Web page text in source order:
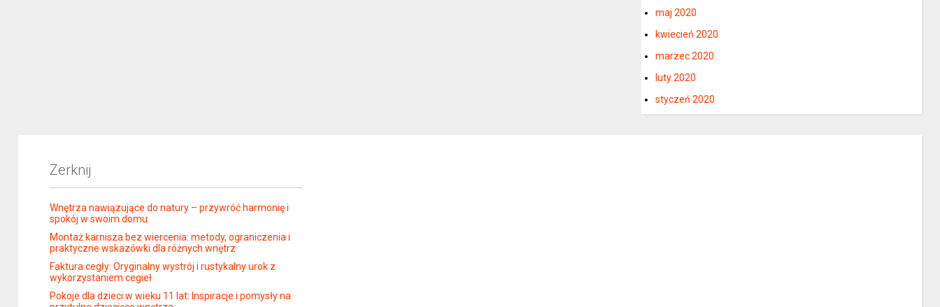
maj 2020
kwiecień 2020
marzec 2020
luty 2020
styczeń 2020
Zerknij
Wnętrza nawiązujące do natury – przywróć harmonię i
spokój w swoim domu
Montaż karnisza bez wiercenia: metody, ograniczenia i
praktyczne wskazówki dla różnych wnętrz
Faktura cegły: Oryginalny wystrój i rustykalny urok z
wykorzystaniem cegieł
Pokoje dla dzieci w wieku 11 lat: Inspiracje i pomysły na